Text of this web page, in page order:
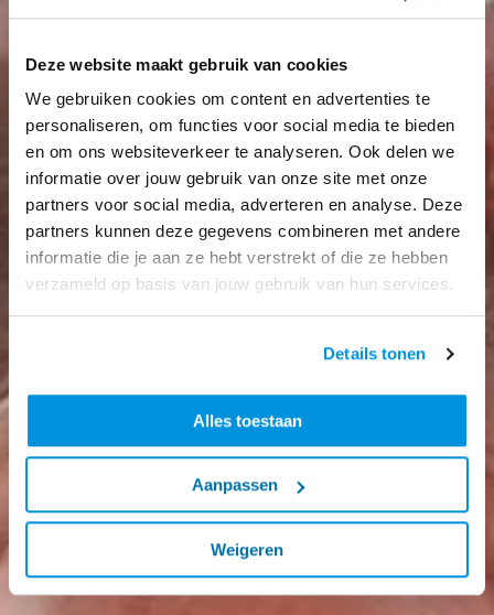
Deze website maakt gebruik van cookies
We gebruiken cookies om content en advertenties te
personaliseren, om functies voor social media te bieden
en om ons websiteverkeer te analyseren. Ook delen we
informatie over jouw gebruik van onze site met onze
partners voor social media, adverteren en analyse. Deze
partners kunnen deze gegevens combineren met andere
informatie die je aan ze hebt verstrekt of die ze hebben
verzameld op basis van jouw gebruik van hun services.
Details tonen
Alles toestaan
Aanpassen
Weigeren